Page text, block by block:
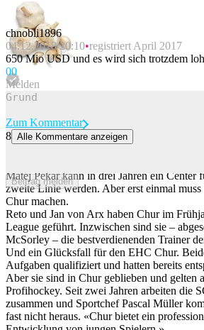
chnobli1896
04.12.2018 20:10 registriert April 2017
650 Mio USD und es wird sich trotzdem
00
Melden
Beitrag melden
Zum Kommentar
8 Alle Kommentare anzeigen
Matej Pekar kann in drei Jahren ein Center
zweite Linie werden. Aber erst einmal
Chur machen.
Reto und Jan von Arx haben Chur im
League geführt. Inzwischen sind sie –
McSorley – die bestverdienenden Trainer
Und ein Glücksfall für den EHC Chur.
Aufgaben qualifiziert und hatten bereits
Aber sie sind in Chur geblieben und gelten
Profihockey. Seit zwei Jahren arbeiten die
zusammen und Sportchef Pascal Müller
fast nicht heraus. «Chur bietet ein